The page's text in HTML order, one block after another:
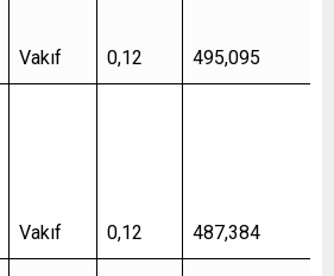
Vakıf 0,12 495,095
Vakıf 0,12 487,384